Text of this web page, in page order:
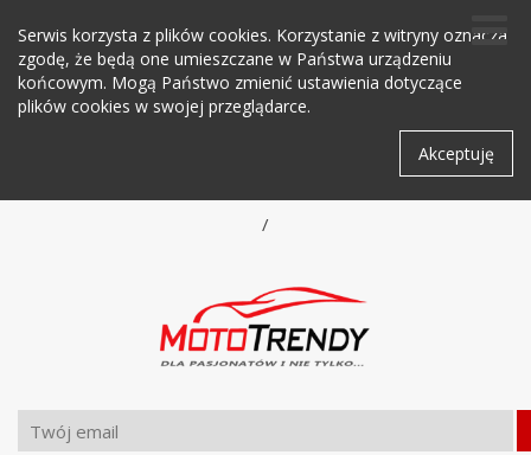
Serwis korzysta z plików cookies. Korzystanie z witryny oznacza
zgodę, że będą one umieszczane w Państwa urządzeniu
końcowym. Mogą Państwo zmienić ustawienia dotyczące
plików cookies w swojej przeglądarce.
Akceptuję
/